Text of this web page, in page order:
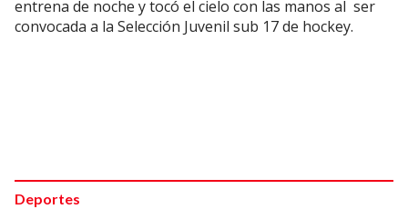
entrena de noche y tocó el cielo con las manos al ser
convocada a la Selección Juvenil sub 17 de hockey.
Deportes